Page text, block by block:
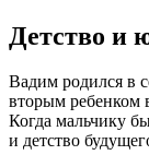
Детство и
Вадим родился в
вторым ребенком
Когда мальчику
и детство